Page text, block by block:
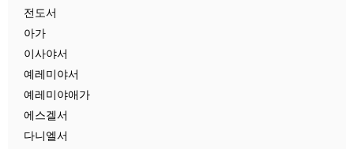
전도서
아가
이사야서
예레미야서
예레미야애가
에스겔서
다니엘서